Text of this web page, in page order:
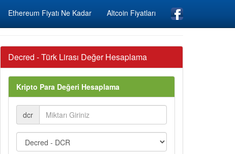
Ethereum Fiyatı Ne Kadar Altcoin Fiyatları
Decred - Türk Lirası Değer Hesaplama
Kripto Para Değeri Hesaplama
dcr